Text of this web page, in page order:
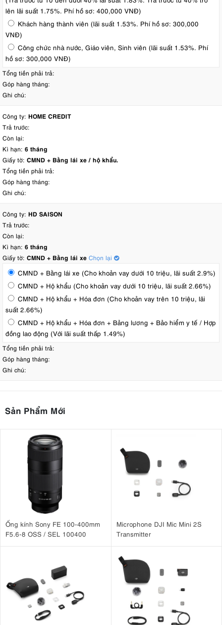
lên lãi suất 1.75%. Phí hồ sơ: 400,000 VNĐ)
Khách hàng thành viên (lãi suất 1.53%. Phí hồ sơ: 300,000
VNĐ)
Công chức nhà nước, Giáo viên, Sinh viên (lãi suất 1.53%. Phí
hồ sơ: 300,000 VNĐ)
Tổng tiền phải trả:
Góp hàng tháng:
Ghi chú:
Công ty: HOME CREDIT
Trả trước:
Còn lại:
Kì hạn: 6 tháng
Giấy tờ: CMND + Bằng lái xe / hộ khẩu.
Tổng tiền phải trả:
Góp hàng tháng:
Ghi chú:
Công ty: HD SAISON
Trả trước:
Còn lại:
Kì hạn: 6 tháng
Giấy tờ: CMND + Bằng lái xe Chọn lại
CMND + Bằng lái xe (Cho khoản vay dưới 10 triệu, lãi suất 2.9%)
CMND + Hộ khẩu (Cho khoản vay dưới 10 triệu, lãi suất 2.66%)
CMND + Hộ khẩu + Hóa đơn (Cho khoản vay trên 10 triệu, lãi
suất 2.66%)
CMND + Hộ khẩu + Hóa đơn + Bảng lương + Bảo hiểm y tế / Hợp
đồng lao động (Với lãi suất thấp 1.49%)
Tổng tiền phải trả:
Góp hàng tháng:
Ghi chú:
Sản Phẩm Mới
Ống kính Sony FE 100-400mm
F5.6-8 OSS / SEL 100400
Microphone DJI Mic Mini 2S
Transmitter